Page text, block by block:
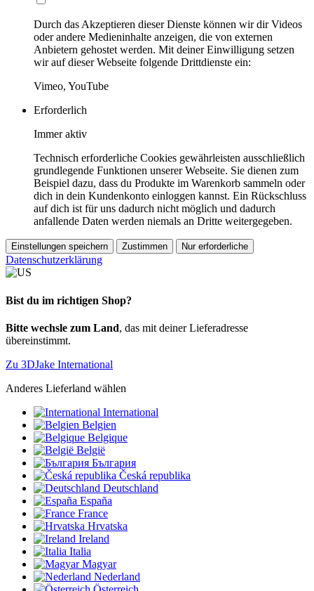
Durch das Akzeptieren dieser Dienste können wir dir Videos
oder andere Medieninhalte anzeigen, die von externen
Anbietern gehostet werden. Mit deiner Einwilligung setzen
wir auf dieser Webseite folgende Drittdienste ein:
Vimeo, YouTube
Erforderlich
Immer aktiv
Technisch erforderliche Cookies gewährleisten ausschließlich
grundlegende Funktionen unserer Webseite. Sie dienen zum
Beispiel dazu, dass du Produkte im Warenkorb sammeln oder
dich in dein Kundenkonto einloggen kannst. Ein Rückschluss
auf dich ist für uns dadurch nicht möglich und dadurch
anfallende Daten werden niemals an Dritte weitergegeben.
Einstellungen speichern Zustimmen Nur erforderliche
Datenschutzerklärung
Bist du im richtigen Shop?
Bitte wechsle zum Land, das mit deiner Lieferadresse
übereinstimmt.
Zu 3DJake International
Anderes Lieferland wählen
International
Belgien
Belgique
België
България
Česká republika
Deutschland
España
France
Hrvatska
Ireland
Italia
Magyar
Nederland